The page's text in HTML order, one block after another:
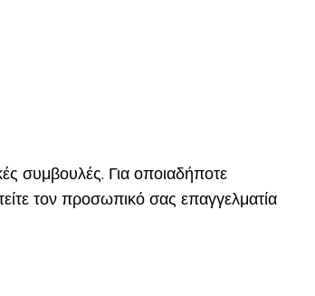
συμβουλές. Για οποιαδήποτε
τον προσωπικό σας επαγγελματία